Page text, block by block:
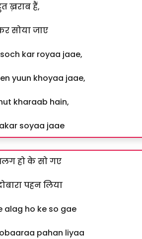
ख़राब हैं,
सोया जाए
kar royaa jaae,
yuun khoyaa jaae,
kharaab hain,
soyaa jaae
हो के सो गए
पहन लिया
alag ho ke so gae
pahan liyaa